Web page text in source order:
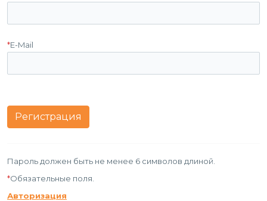
*E-Mail
Пароль должен быть не менее 6 символов длиной.
*Обязательные поля.
Авторизация